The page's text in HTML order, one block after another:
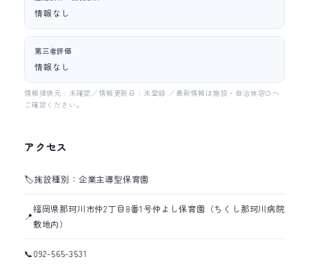
情報なし
第三者評価
情報なし
情報提供元：未確認／情報更新日：未登録 ／最新情報は施設・自治体窓口へ
ご確認ください。
アクセス
🏷️施設種別：企業主導型保育園
📍
福岡県那珂川市仲2丁目8番1号仲よし保育園（ちくし那珂川病院
敷地内）
📞092-565-3531